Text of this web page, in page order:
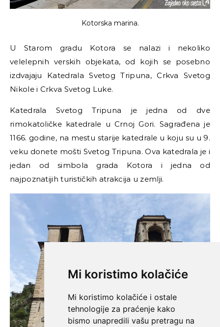
Mi koristimo kolačiće
Mi koristimo kolačiće i ostale
tehnologije za praćenje kako
bismo unapredili vašu pretragu na
Kotorska marina.
U Starom gradu Kotora se nalazi i nekoliko
velelepnih verskih objekata, od kojih se posebno
izdvajaju Katedrala Svetog Tripuna, Crkva Svetog
Nikole i Crkva Svetog Luke.
Katedrala Svetog Tripuna je jedna od dve
rimokatoličke katedrale u Crnoj Gori. Sagrađena je
1166. godine, na mestu starije katedrale u koju su u 9.
veku donete mošti Svetog Tripuna. Ova katedrala je i
jedan od simbola grada Kotora i jedna od
najpoznatijih turističkih atrakcija u zemlji.